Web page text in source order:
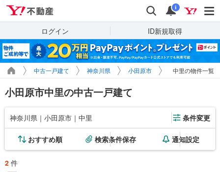
検索 通知
i
ログイン ID新規取得
中古一戸建て 神奈川県 小田原市 中里の物件一覧
小田原市中里の中古一戸建て
神奈川県｜小田原市｜中里 条件変更
おすすめ順 検索条件保存 通知設定
2 件